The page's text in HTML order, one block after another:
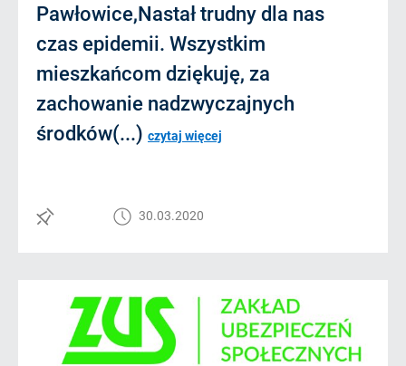
Pawłowice,Nastał trudny dla nas
czas epidemii. Wszystkim
mieszkańcom dziękuję, za
zachowanie nadzwyczajnych
środków(...) czytaj więcej
30.03.2020